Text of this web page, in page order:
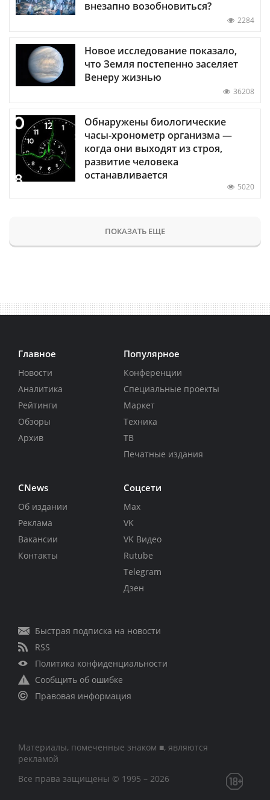
внезапно возобновиться?
2284
Новое исследование показало,
что Земля постепенно заселяет
Венеру жизнью
36208
Обнаружены биологические
часы-хронометр организма —
когда они выходят из строя,
развитие человека
останавливается
5020
ПОКАЗАТЬ ЕЩЕ
Главное
Новости
Аналитика
Рейтинги
Обзоры
Архив
Популярное
Конференции
Специальные проекты
Маркет
Техника
ТВ
Печатные издания
CNews
Об издании
Реклама
Вакансии
Контакты
Соцсети
Max
VK
VK Видео
Rutube
Telegram
Дзен
Быстрая подписка на новости
RSS
Политика конфиденциальности
Сообщить об ошибке
Правовая информация
Материалы, помеченные знаком ■, являются
рекламой
Все права защищены © 1995 – 2026